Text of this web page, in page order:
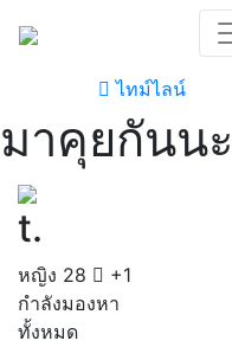
ไทม์ไลน์
มาคุยกันนะ
t.
หญิง 28
+1
กำลังมองหา
ทั้งหมด